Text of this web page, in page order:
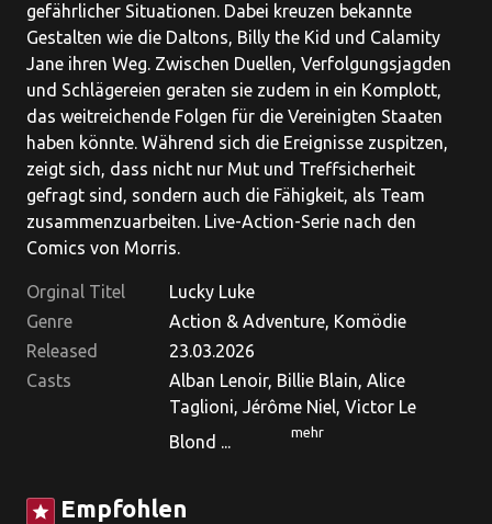
gefährlicher Situationen. Dabei kreuzen bekannte
Gestalten wie die Daltons, Billy the Kid und Calamity
Jane ihren Weg. Zwischen Duellen, Verfolgungsjagden
und Schlägereien geraten sie zudem in ein Komplott,
das weitreichende Folgen für die Vereinigten Staaten
haben könnte. Während sich die Ereignisse zuspitzen,
zeigt sich, dass nicht nur Mut und Treffsicherheit
gefragt sind, sondern auch die Fähigkeit, als Team
zusammenzuarbeiten. Live-Action-Serie nach den
Comics von Morris.
Orginal Titel
Lucky Luke
Genre
Action & Adventure, Komödie
Released
23.03.2026
Casts
Alban Lenoir, Billie Blain, Alice
Taglioni, Jérôme Niel, Victor Le
Blond ...
mehr
star Empfohlen